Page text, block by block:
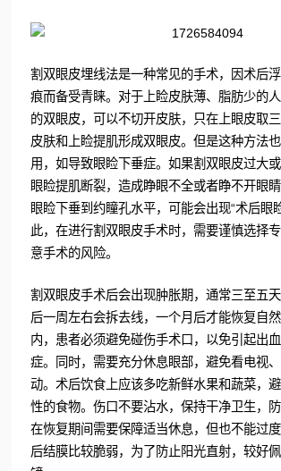
割双眼皮埋线法是一种常见的手术，因术后
痕而备受青睐。对于上睑皮肤薄、脂肪少的
的双眼皮，可以不切开皮肤，只在上眼皮取
皮肤和上睑提肌形成双眼皮。但是这种方法
用，如导致眼睑下垂症。如果割双眼皮过大
眼睑提肌断裂，造成睁眼不全或者睁不开眼
眼睑下垂到约瞳孔水平，可能会出现“术后眼
此，在进行割双眼皮手术时，需要谨慎选择
意手术的风险。
割双眼皮手术后会出现肿胀期，通常三至五
后一周左右会拆去线，一个月后才能恢复自
内，患者必须避免碰伤手术口，以免引起出
症。同时，需要充分休息眼部，避免看电视
动。术后饮食上应该多吃新鲜水果和蔬菜，
性的食物。伤口不要沾水，保持干净卫生，防
在恢复期间需要保障适当休息，但也不能过
后结膜比较脆弱，为了防止阳光直射，较好